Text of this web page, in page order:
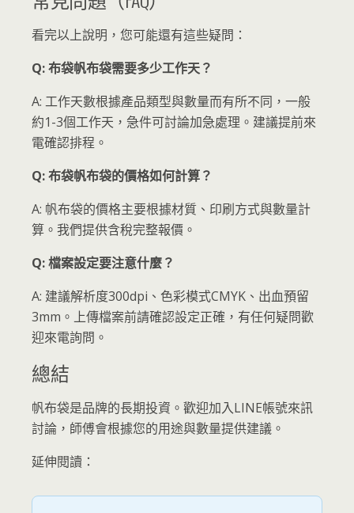
看完以上說明，您可能還有這些疑問：
Q: 布袋帆布袋需要多少工作天？
A: 工作天數根據產品類型與數量而有所不同，一般
約1-3個工作天，急件可討論加急處理。建議提前來
電確認排程。
Q: 布袋帆布袋的價格如何計算？
A: 帆布袋的價格主要根據材質、印刷方式與數量計
算。我們提供含稅完整報價。
Q: 檔案設定要注意什麼？
A: 建議解析度300dpi、色彩模式CMYK、出血預留
3mm。上傳檔案前請確認設定正確，有任何疑問歡
迎來電詢問。
總結
帆布袋是品牌的長期投資。歡迎加入LINE帳號來訊
討論，師傅會根據您的用途與數量提供建議。
延伸閱讀：